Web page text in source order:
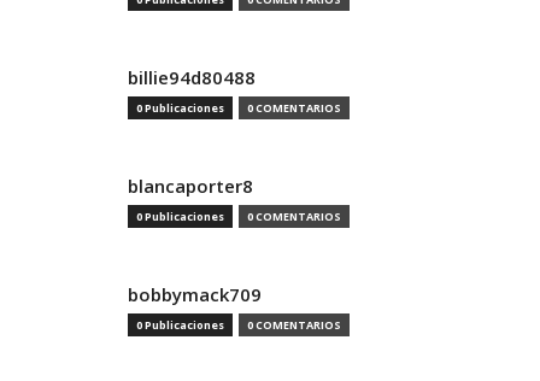
billie94d80488
0 Publicaciones 0 COMENTARIOS
blancaporter8
0 Publicaciones 0 COMENTARIOS
bobbymack709
0 Publicaciones 0 COMENTARIOS